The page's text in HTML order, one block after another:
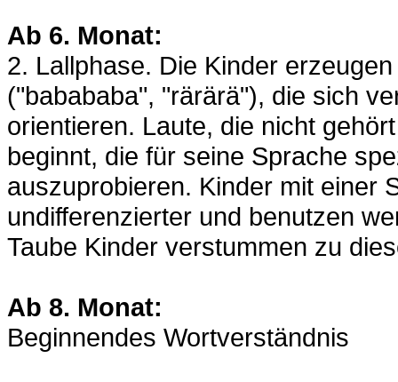
Ab 6. Monat:
2. Lallphase. Die Kinder
("babababa", "rärärä"), die sich
orientieren. Laute, die nicht
beginnt, die für seine Sprache
auszuprobieren. Kinder mit einer
undifferenzierter und benutzen
Taube Kinder verstummen zu
Ab 8. Monat:
Beginnendes Wortverständnis